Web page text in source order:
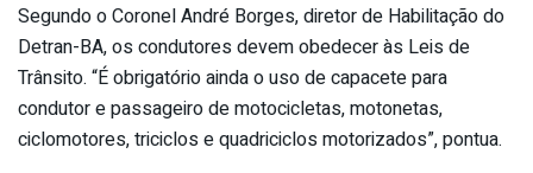
Segundo o Coronel André Borges, diretor de Habilitação do
Detran-BA, os condutores devem obedecer às Leis de
Trânsito. “É obrigatório ainda o uso de capacete para
condutor e passageiro de motocicletas, motonetas,
ciclomotores, triciclos e quadriciclos motorizados”, pontua.